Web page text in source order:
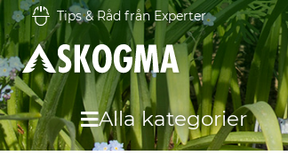
Tips & Råd från Experter
Alla kategorier